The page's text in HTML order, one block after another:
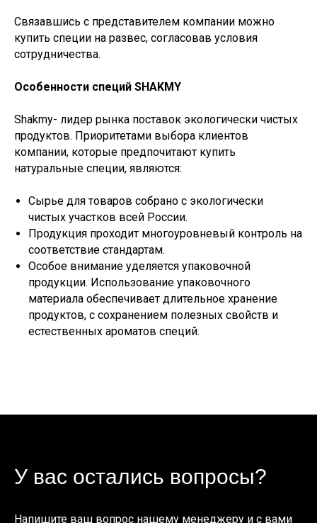
Связавшись с представителем компании можно
купить специи на развес, согласовав условия
сотрудничества.
Особенности специй SHAKMY
Shakmy- лидер рынка поставок экологически чистых
продуктов. Приоритетами выбора клиентов
компании, которые предпочитают купить
натуральные специи, являются:
Сырье для товаров собрано с экологически
чистых участков всей России.
Продукция проходит многоуровневый контроль на
соответствие стандартам.
Особое внимание уделяется упаковочной
продукции. Использование упаковочного
материала обеспечивает длительное хранение
продуктов, с сохранением полезных свойств и
естественных ароматов специй.
У вас остались вопросы?
Напишите ваш вопрос нашему менеджеру и с вами